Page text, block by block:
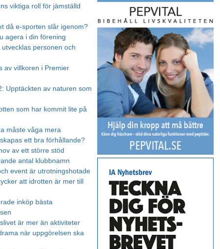
viktiga roll för jämställd
då e-sporten slår igenom?
agera i din förening
personen och
av villkoren i Premier
Upptäckten av naturen som
som har kommit lite på
måste våga mera
ett bra förhållande?
av ett större stöd
antal klubbnamn
event är utrotningshotade
att idrotten är mer till
inköp bästa
är mer än aktiviteter
när uppgörelsen ska